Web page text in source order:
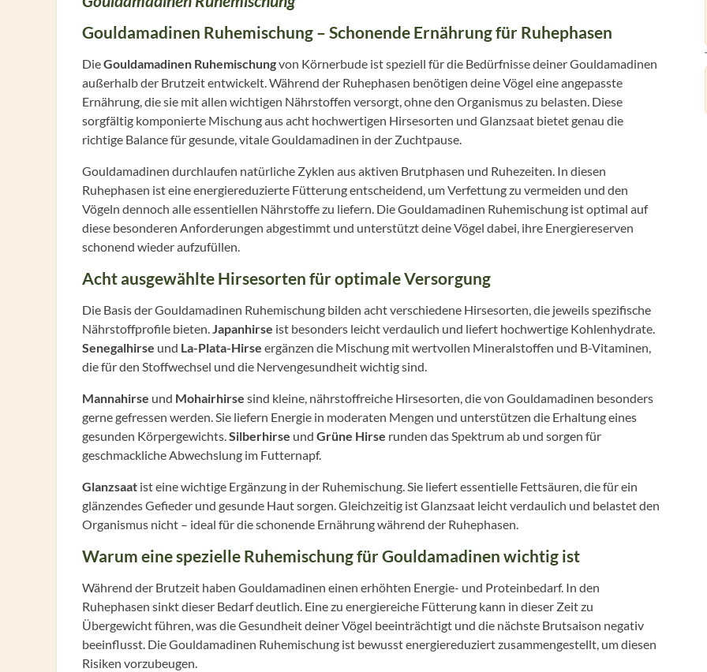
Gouldamadinen Ruhemischung – Schonende Ernährung für Ruhephasen
DieGouldamadinen Ruhemischungvon Körnerbude ist speziell für die Bedürfnisse deiner Gouldamadinen
außerhalb der Brutzeit entwickelt. Während der Ruhephasen benötigen deine Vögel eine angepasste
Ernährung, die sie mit allen wichtigen Nährstoffen versorgt, ohne den Organismus zu belasten. Diese
sorgfältig komponierte Mischung aus acht hochwertigen Hirsesorten und Glanzsaat bietet genau die
richtige Balance für gesunde, vitale Gouldamadinen in der Zuchtpause.
Gouldamadinen durchlaufen natürliche Zyklen aus aktiven Brutphasen und Ruhezeiten. In diesen
Ruhephasen ist eine energiereduzierte Fütterung entscheidend, um Verfettung zu vermeiden und den
Vögeln dennoch alle essentiellen Nährstoffe zu liefern. Die Gouldamadinen Ruhemischung ist optimal auf
diese besonderen Anforderungen abgestimmt und unterstützt deine Vögel dabei, ihre Energiereserven
schonend wieder aufzufüllen.
Acht ausgewählte Hirsesorten für optimale Versorgung
Die Basis der Gouldamadinen Ruhemischung bilden acht verschiedene Hirsesorten, die jeweils spezifische
Nährstoffprofile bieten.Japanhirse ist besonders leicht verdaulich und liefert hochwertige Kohlenhydrate.
Senegalhirse und La-Plata-Hirse ergänzen die Mischung mit wertvollen Mineralstoffen und B-Vitaminen,
die für den Stoffwechsel und die Nervengesundheit wichtig sind.
Mannahirse und Mohairhirse sind kleine, nährstoffreiche Hirsesorten, die von Gouldamadinen besonders
gerne gefressen werden. Sie liefern Energie in moderaten Mengen und unterstützen die Erhaltung eines
gesunden Körpergewichts.Silberhirse und Grüne Hirse runden das Spektrum ab und sorgen für
geschmackliche Abwechslung im Futternapf.
Glanzsaat ist eine wichtige Ergänzung in der Ruhemischung. Sie liefert essentielle Fettsäuren, die für ein
glänzendes Gefieder und gesunde Haut sorgen. Gleichzeitig ist Glanzsaat leicht verdaulich und belastet den
Organismus nicht – ideal für die schonende Ernährung während der Ruhephasen.
Warum eine spezielle Ruhemischung für Gouldamadinen wichtig ist
Während der Brutzeit haben Gouldamadinen einen erhöhten Energie- und Proteinbedarf. In den
Ruhephasen sinkt dieser Bedarf deutlich. Eine zu energiereiche Fütterung kann in dieser Zeit zu
Übergewicht führen, was die Gesundheit deiner Vögel beeinträchtigt und die nächste Brutsaison negativ
beeinflusst. Die Gouldamadinen Ruhemischung ist bewusst energiereduziert zusammengestellt, um diesen
Risiken vorzubeugen.